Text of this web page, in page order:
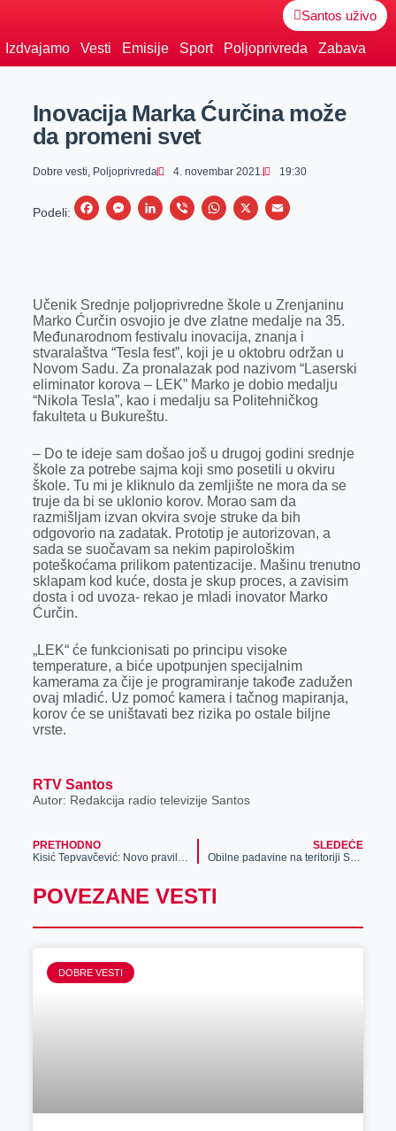
Santos uživo
Izdvajamo Vesti Emisije Sport Poljoprivreda Zabava
Inovacija Marka Ćurčina može
da promeni svet
Dobre vesti, Poljoprivreda 4. novembar 2021. 19:30
Podeli:
F
b
o
o
k
M
e
n
g
e
r
L
e
d
I
n
V
r
W
s
A
p
p
X
E
l
Učenik Srednje poljoprivredne škole u Zrenjaninu
Marko Ćurčin osvojio je dve zlatne medalje na 35.
Međunarodnom festivalu inovacija, znanja i
stvaralaštva “Tesla fest”, koji je u oktobru održan u
Novom Sadu. Za pronalazak pod nazivom “Laserski
eliminator korova – LEK” Marko je dobio medalju
“Nikola Tesla”, kao i medalju sa Politehničkog
fakulteta u Bukureštu.
– Do te ideje sam došao još u drugoj godini srednje
škole za potrebe sajma koji smo posetili u okviru
škole. Tu mi je kliknulo da zemljište ne mora da se
truje da bi se uklonio korov. Morao sam da
razmišljam izvan okvira svoje struke da bih
odgovorio na zadatak. Prototip je autorizovan, a
sada se suočavam sa nekim papirološkim
poteškoćama prilikom patentizacije. Mašinu trenutno
sklapam kod kuće, dosta je skup proces, a zavisim
dosta i od uvoza- rekao je mladi inovator Marko
Ćurčin.
„LEK“ će funkcionisati po principu visoke
temperature, a biće upotpunjen specijalnim
kamerama za čije je programiranje takođe zadužen
ovaj mladić. Uz pomoć kamera i tačnog mapiranja,
korov će se uništavati bez rizika po ostale biljne
vrste.
RTV Santos
Autor: Redakcija radio televizije Santos
PRETHODNO
Kisić Tepvavčević: Novo pravilo o kovid propusnicama, raspust produžen
SLEDEĆE
Obilne padavine na teritoriji Srbije, do 50 mm za 24 sata
POVEZANE VESTI
DOBRE VESTI